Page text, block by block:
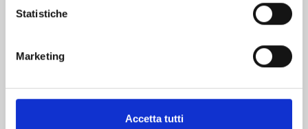
Statistiche
Marketing
Accetta tutti
RAVE - THE GROOVE ADVENTURE NEW
06/10/2026